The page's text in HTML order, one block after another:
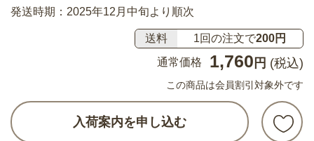
発送時期：2025年12月中旬より順次
送料 1回の注文で200円
通常価格
1,760 円 (税込)
この商品は会員割引対象外です
入荷案内を申し込む